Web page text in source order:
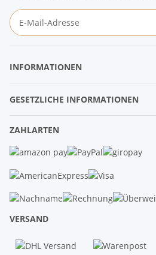
INFORMATIONEN
GESETZLICHE INFORMATIONEN
ZAHLARTEN
VERSAND